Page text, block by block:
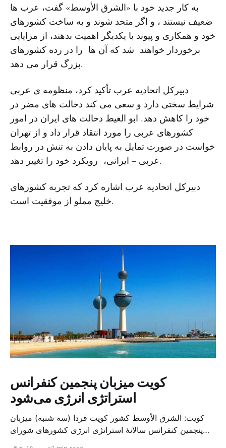
به کار جدید خود با «الشرق الأوسط» گفت، عرب ها
ضعیف نیستند ، و اگر متحد شوند و به ساخت کشورهای
خود و همکاری و پیوند با یکدیگر اهمیت بدهند، از مزایایی
برخوردار خواهند شد که آن ها را در رده کشورهای
بزرگ قرار می دهد.
دبیرکل اتحادیه عرب تأکید کرد، منظومه ی عربی
شرایط سختی دارد و سعی می کند دخالت های مضر در
خود را کاهش دهد. ابو الغیط دخالت های ایران در امور
کشورهای عربی را مورد انتقاد قرار داد و از تهران
خواست در صورت تمایل به پایان دادن به تنش در روابط
عربی – ایرانی، رویکرد خود را تغییر دهد.
دبیرکل اتحادیه عرب اشاره کرد که تجربه کشورهای
خلیج مملو از موفقیت است.
کویت میزبان پنجمین کنفرانس
استراتژی انرژی می‌شود
کویت: الشرق الأوسط کشور کویت فردا (سه شنبه) میزبان
پنجمین کنفرانس سالانهٔ استراتژی انرژی کشورهای شورای